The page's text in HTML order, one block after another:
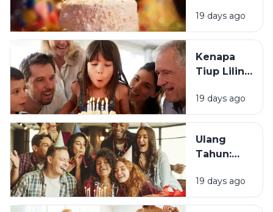
Tradisi Ini
Berawal?
19 days ago
Kenapa
Tiup Lilin
Tradisi
Saat Ulang
19 days ago
Ulang
Tahun:
Momen
Bertambah
19 days ago